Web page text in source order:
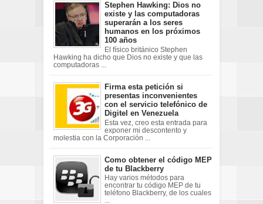
Stephen Hawking: Dios no
existe y las computadoras
superarán a los seres
humanos en los próximos
100 años
El físico británico Stephen
Hawking ha dicho que Dios no existe y que las
computadoras ...
Firma esta petición si
presentas inconvenientes
con el servicio telefónico de
Digitel en Venezuela
Esta vez, creo esta entrada para
exponer mi descontento y
molestia con la Corporación ...
Como obtener el código MEP
de tu Blackberry
Hay varios métodos para
encontrar tu código MEP de tu
teléfono Blackberry, de los cuales